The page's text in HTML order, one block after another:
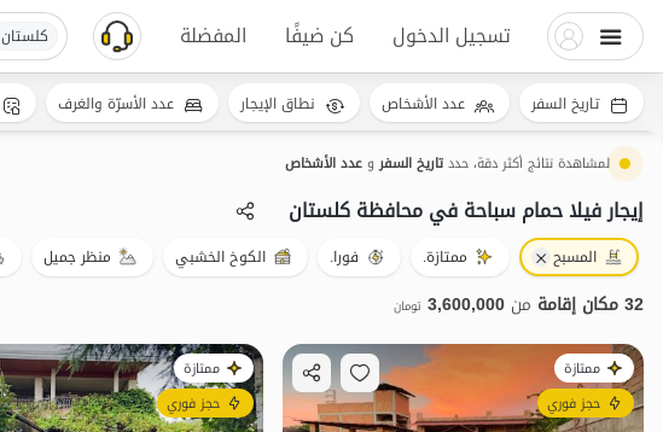
تسجيل الدخول كن ضيفًا المفضلة کلستان
لمشاهدة نتائج أكثر دقة، حددتاريخ السفروعدد الأشخاص
إيجار فيلا حمام سباحة في محافظة کلستان
المسبح ممتازة. فورا. الكوخ الخشبي منظر جميل
32 مكان إقامة من 3,600,000 تومان
ممتازة
حجز فوري
ممتازة
حجز فوري
تاريخ السفر عدد الأشخاص نطاق الإيجار عدد الأسرّة والغرف